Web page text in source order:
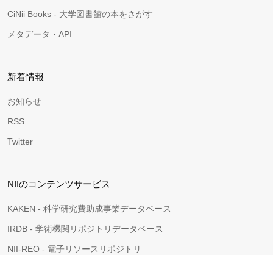
CiNii Books - 大学図書館の本をさがす
メタデータ・API
新着情報
お知らせ
RSS
Twitter
NIIのコンテンツサービス
KAKEN - 科学研究費助成事業データベース
IRDB - 学術機関リポジトリデータベース
NII-REO - 電子リソースリポジトリ